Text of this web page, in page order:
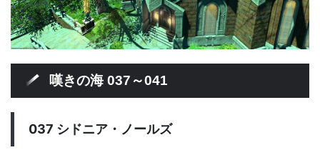
嘆きの海 037～041
037 シドニア・ノールズ